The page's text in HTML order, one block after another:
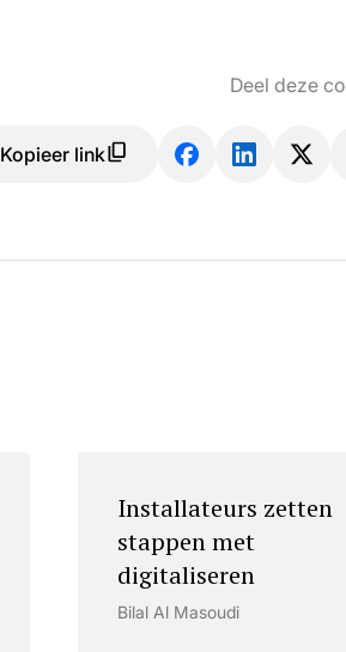
Deel deze
Kopieer link
Installateurs zetten
stappen met
digitaliseren
Bilal Al Masoudi